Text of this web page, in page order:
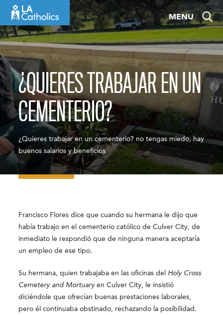
content
MENU
¿QUIERES TRABAJAR EN UN
CEMENTERIO?
¿Quieres trabajar en un cementerio? no tengas miedo, hay
buenos salarios y beneficios
Francisco Flores dice que cuando su hermana le dijo que
había trabajo en el cementerio católico de Culver City, de
inmediato le respondió que de ninguna manera aceptaría
un empleo de ese tipo.
Su hermana, quien trabajaba en las oficinas del Holy Cross
Cemetery and Mortuaryen Culver City, le insistió
diciéndole que ofrecían buenas prestaciones laborales,
pero él continuaba obstinado, rechazando la posibilidad.